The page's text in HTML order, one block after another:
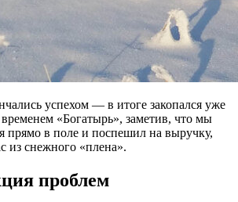
успехом — в итоге закопался уже
«Богатырь», заметив, что мы
прямо в поле и поспешил на выручку,
из снежного «плена».
проблем